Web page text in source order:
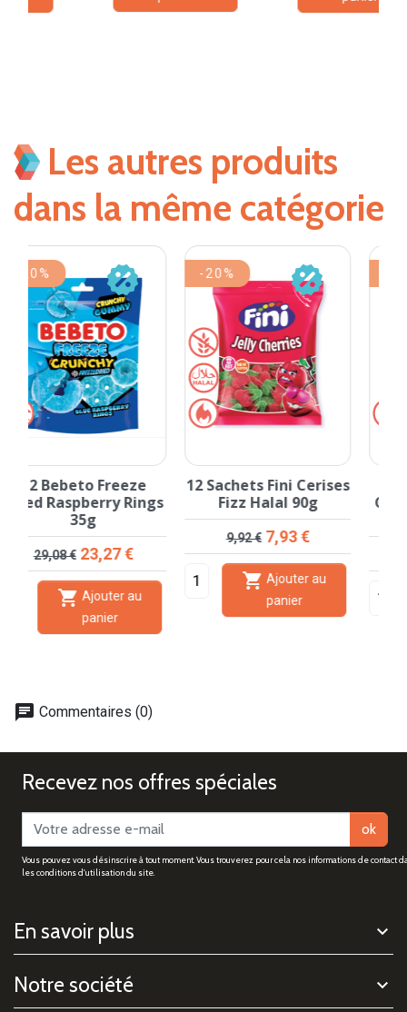
Les autres produits
dans la même catégorie
12 Sachets Fini Cerises
Fizz Halal 90g
Prix de base
9,92 €Prix
7,93 €
Ajouter au
panier
-20%
12 sachets Fini
Ceintures Multifruits
Fizz 90g
Prix de base
9,92 €Prix
7,93 €
Ajouter au
panier
-20%
chat Commentaires (0)
Recevez nos offres spéciales
ok
Vous pouvez vous désinscrire à tout moment. Vous trouverez pour cela nos informations de contact
les conditions d'utilisation du site.
En savoir plus
Notre société